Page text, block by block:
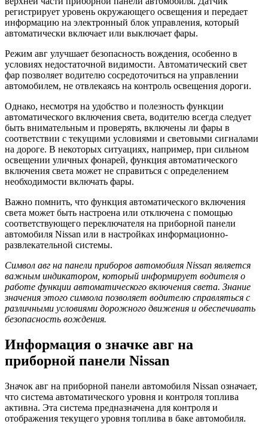
регистрирует уровень окружающего освещения и передает
информацию на электронный блок управления, который
автоматически включает или выключает фары.
Режим авг улучшает безопасность вождения, особенно в
условиях недостаточной видимости. Автоматический свет
фар позволяет водителю сосредоточиться на управлении
автомобилем, не отвлекаясь на контроль освещения дороги.
Однако, несмотря на удобство и полезность функции
автоматического включения света, водителю всегда следует
быть внимательным и проверять, включены ли фары в
соответствии с текущими условиями и световыми сигналами
на дороге. В некоторых ситуациях, например, при сильном
освещении уличных фонарей, функция автоматического
включения света может не справиться с определением
необходимости включать фары.
Важно помнить, что функция автоматического включения
света может быть настроена или отключена с помощью
соответствующего переключателя на приборной панели
автомобиля Nissan или в настройках информационно-
развлекательной системы.
Символ авг на панели приборов автомобиля Nissan является
важным индикатором, который информирует водителя о
работе функции автоматического включения света. Знание
значения этого символа позволяет водителю справляться с
различными условиями дорожного движения и обеспечивать
безопасность вождения.
Информация о значке авг на
приборной панели Nissan
Значок авг на приборной панели автомобиля Nissan означает,
что система автоматического уровня и контроля топлива
активна. Эта система предназначена для контроля и
отображения текущего уровня топлива в баке автомобиля.